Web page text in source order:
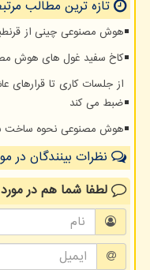
تازه ترین مطالب
هوش مصنوعی چینی از
کاخ سفید غول های هوش
از جلسات کاری تا قرارهای
ضبط می کند
هوش مصنوعی نحوه ساخت
نظرات بینندگان در
لطفا شما همدر